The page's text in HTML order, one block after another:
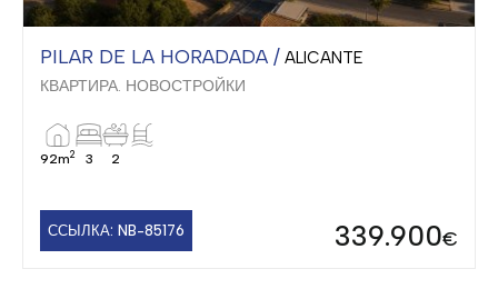
PILAR DE LA HORADADA / ALICANTE
КВАРТИРА. НОВОСТРОЙКИ
92m2 3 2
ССЫЛКА: NB-85176 339.900€